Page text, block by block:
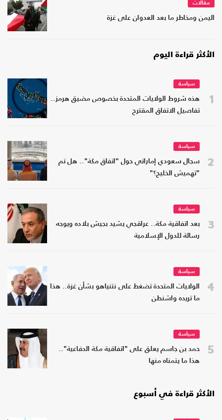
مقالات
اليمن ومخاطر ما بعد العدوان على غزة
الأكثر قراءة اليوم
1
سياسة
هذه شروط الولايات المتحدة بخصوص مضيق هرمز..
تفاصيل الاتفاق المقترح
2
سياسة
سجال سعودي إماراتي حول "اتفاق مكة".. هل تم
"تهميش الخليج؟"
3
سياسة
بعد اتفاقية مكة.. عراقجي يشيد بجيش بلاده ويوجه
رسالة للدول الإسلامية
4
سياسة
الولايات المتحدة تضغط على نتنياهو بشأن غزة.. هذا
ما تريده واشنطن
5
سياسة
حمد بن جاسم يعلق على "اتفاقية مكة الدفاعية"..
هذا ما يتمناه منها
الأكثر قراءة في أسبوع